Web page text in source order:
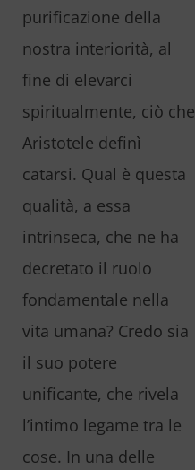
purificazione della
nostra interiorità, al
fine di elevarci
spiritualmente, ciò che
Aristotele definì
catarsi. Qual è questa
qualità, a essa
intrinseca, che ne ha
decretato il ruolo
fondamentale nella
vita umana? Credo sia
il suo potere
unificante, che rivela
l’intimo legame tra le
cose. In una delle